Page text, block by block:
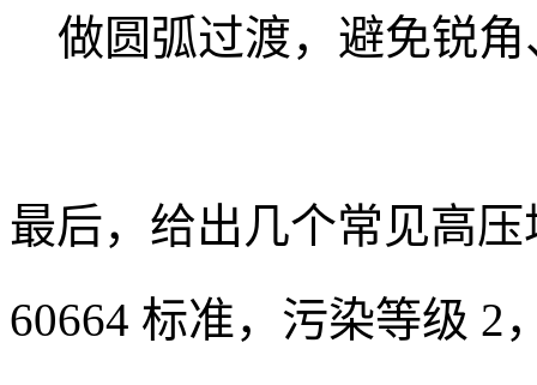
做圆弧过渡，避免锐
最后，给出几个常见高
60664 标准，污染等级 2